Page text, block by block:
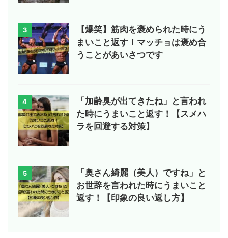
3
【爆笑】筋肉を褒められた時にう
まいこと返す！マッチョは褒め合
うことがあいさつです
4
「加齢臭が出てきたね」と言われ
た時にうまいこと返す！【スメハ
ラを回避する対策】
5
「奥さん綺麗（美人）ですね」と
お世辞を言われた時にうまいこと
返す！【印象の良い返し方】